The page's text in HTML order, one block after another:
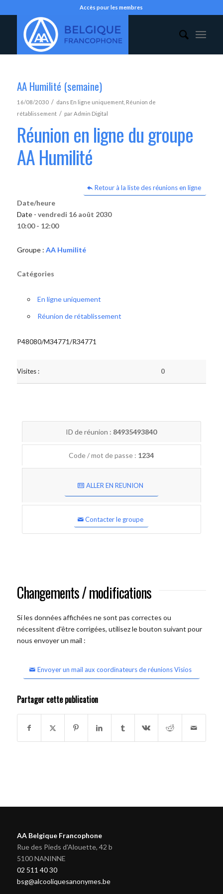
Accès pour les membres
AA Humilité (semaine)
16/08/2030 / dans En ligne uniquement, Réunion de
rétablissement / parAdmin Digital
Réunion en ligne du groupe
AA Humilité
Retour à la liste des réunions en ligne
Date/heure
Date - vendredi 16 août 2030
10:00 - 12:00
Groupe : AA Humilité
Catégories
En ligne uniquement
Réunion de rétablissement
P48080/M34771/R34771
Visites : 0
ID de réunion : 84935493840
Code / mot de passe : 1234
ALLER EN REUNION
Contacter le groupe
Changements / modifications
Si les données affichées ne sont pas correctes ou
nécessitent d'être corrigées, utilisez le bouton suivant pour
nous envoyer un mail :
Envoyer un mail aux coordinateurs de réunions Visios
Partager cette publication
AA Belgique Francophone
Rue des Pieds d'Alouette, 42 b
5100 NANINNE
02 511 40 30
bsg@alcooliquesanonymes.be